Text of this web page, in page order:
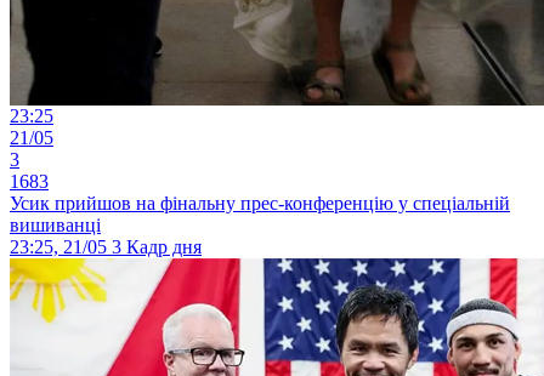
23:25
21/05
3
1683
Усик прийшов на фінальну прес-конференцію у спеціальній
вишиванці
23:25, 21/05 3 Кадр дня